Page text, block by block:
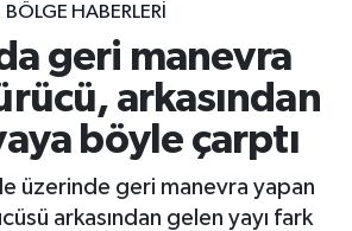
BÖLGE HABERLERI
geri manevra
arkasından
böyle çarptı
üzerinde geri manevra yapan
arkasından gelen yayı fark
Puan Durumu ve Fikstür